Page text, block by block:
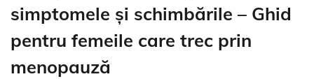
simptomele și schimbările – Ghid
pentru femeile care trec prin
menopauză